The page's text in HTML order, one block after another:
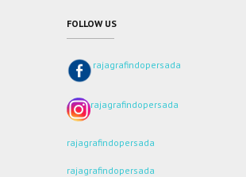
FOLLOW US
rajagrafindopersada
rajagrafindopersada
rajagrafindopersada
rajagrafindopersada